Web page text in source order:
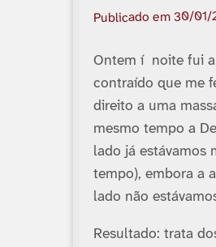
Publicado em30/01/
Ontem í noite fui a
contraí­do que me
direito a uma
mesmo tempo a
lado já estávamos
tempo), embora a
lado não
Resultado: trata